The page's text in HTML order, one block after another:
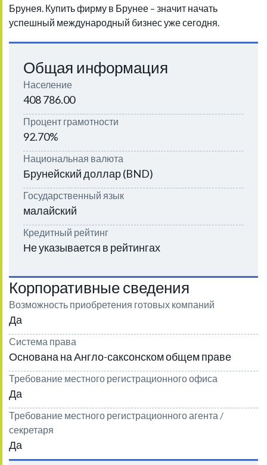
Брунея. Купить фирму в Брунее – значит начать
успешный международный бизнес уже сегодня.
Общая информация
Население
408 786.00
Процент грамотности
92.70%
Национальная валюта
Брунейский доллар (BND)
Государственный язык
малайский
Кредитный рейтинг
Не указывается в рейтингах
Корпоративные сведения
Возможность приобретения готовых компаний
Да
Система права
Основана на Англо-саксонском общем праве
Требование местного регистрационного офиса
Да
Требование местного регистрационного агента /
секретаря
Да